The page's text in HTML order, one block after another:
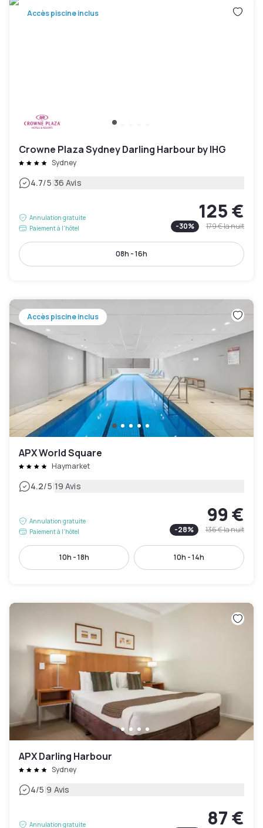
Accès piscine inclus
Crowne Plaza Sydney Darling Harbour by IHG
Sydney
4.7/5|36 Avis
Annulation gratuite
Paiement à l'hôtel
125 €
-30% 179 €la nuit
08h - 16h
Accès piscine inclus
APX World Square
Haymarket
4.2/5|19 Avis
Annulation gratuite
Paiement à l'hôtel
99 €
-28% 136 €la nuit
10h - 18h 10h - 14h
APX Darling Harbour
Sydney
4/5|9 Avis
Annulation gratuite
87 €